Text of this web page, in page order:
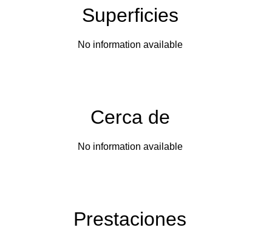
Superficies
No information available
Cerca de
No information available
Prestaciones